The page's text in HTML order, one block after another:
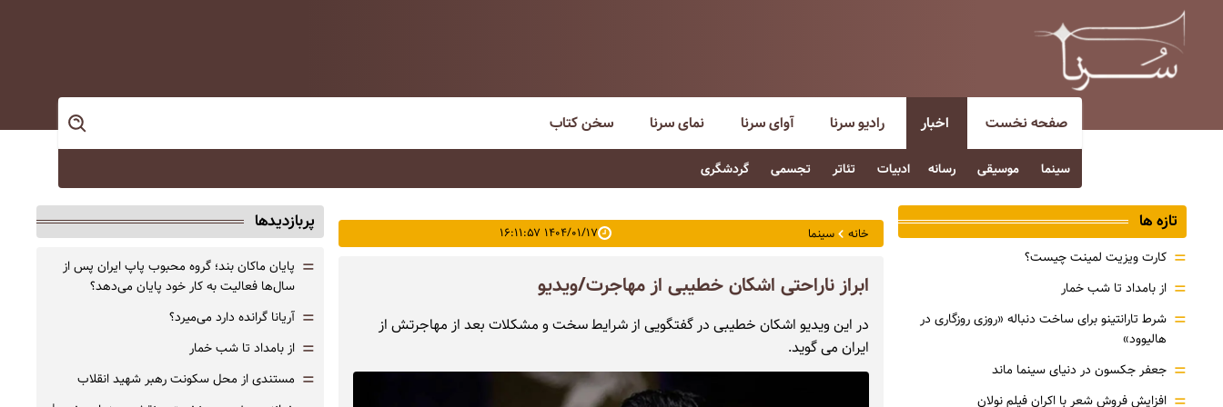
صفحه نخست اخبار
سینما موسیقی رسانه ادبیات تئاتر تجسمی گردشگری
رادیو سرنا آوای سرنا نمای سرنا سخن کتاب
خانه سینما ۱۴۰۴/۰۱/۱۷ ۱۶:۱۱:۵۷
ابراز ناراحتی اشکان خطیبی از مهاجرت/ویدیو
در این ویدیو اشکان خطیبی در گفتگویی از شرایط سخت و مشکلات بعد از مهاجرتش از
ایران می گوید.
تازه ها
= کارت ویزیت لمینت چیست؟
= از بامداد تا شب خمار
= شرط تارانتینو برای ساخت دنباله «روزی روزگاری در
هالیوود»
= جعفر جکسون در دنیای سینما ماند
افزایش فروش شعر با اکران فیلم نولان
پربازدیدها
= پایان ماکان بند؛ گروه محبوب پاپ ایران پس از
سال‌ها فعالیت به کار خود پایان می‌دهد؟
= آریانا گرانده دارد می‌میرد؟
= از بامداد تا شب خمار
= مستندی از محل سکونت رهبر شهید انقلاب